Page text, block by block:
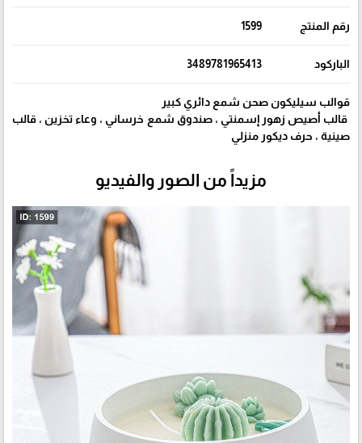
رقم المنتج 1599
الباركود 3489781965413
قوالب سيليكون صحن شمع دائري كبير
قالب أصيص زهور إسمنتي ، صندوق شمع خرساني ، وعاء تخزين ، قالب
صينية ، حرف ديكور منزلي
مزيداً من الصور والفيديو